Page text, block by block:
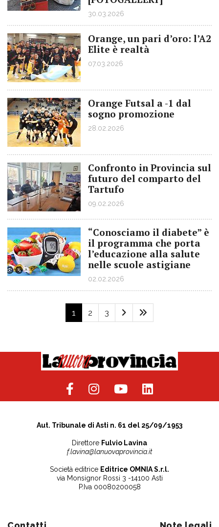
30.03.2026
Orange, un pari d’oro: l’A2
Elite è realtà
07.03.2026
Orange Futsal a -1 dal
sogno promozione
28.02.2026
Confronto in Provincia sul
futuro del comparto del
Tartufo
09.02.2026
“Conosciamo il diabete” è
il programma che porta
l’educazione alla salute
nelle scuole astigiane
02.02.2026
1 2 3
Aut. Tribunale di Asti n. 61 del 25/09/1953
Direttore Fulvio Lavina
f.lavina@lanuovaprovincia.it
Società editrice Editrice OMNIA S.r.l.
via Monsignor Rossi 3 -14100 Asti
P.Iva 00080200058